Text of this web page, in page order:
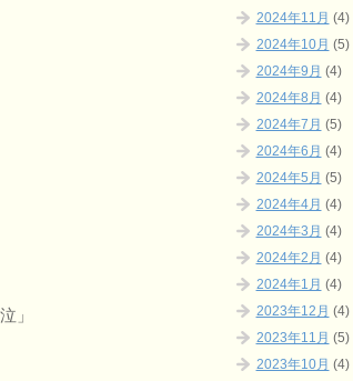
」
2024年11月 (4)
2024年10月 (5)
2024年9月 (4)
2024年8月 (4)
2024年7月 (5)
2024年6月 (4)
2024年5月 (5)
2024年4月 (4)
2024年3月 (4)
2024年2月 (4)
2024年1月 (4)
2023年12月 (4)
2023年11月 (5)
2023年10月 (4)